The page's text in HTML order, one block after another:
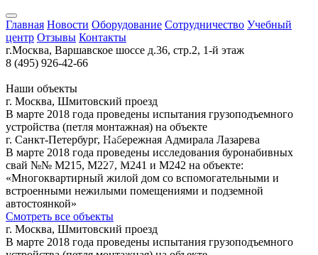
Главная Новости Оборудование Сотрудничество Учебный
центр Отзывы Контакты
г.Москва, Варшавское шоссе д.36, стр.2, 1-й этаж
8 (495) 926-42-66
Наши объекты
г. Москва, Шмитовский проезд
В марте 2018 года проведены испытания грузоподъемного
устройства (петля монтажная) на объекте
г. Санкт-Петербург, Набережная Адмирала Лазарева
В марте 2018 года проведены исследования буронабивных
свай №№ М215, М227, М241 и М242 на объекте:
«Многоквартирный жилой дом со вспомогательными и
встроенными нежилыми помещениями и подземной
автостоянкой»
Смотреть все объекты
Москва
Коломна
г. Москва, Шмитовский проезд
В марте 2018 года проведены испытания грузоподъемного